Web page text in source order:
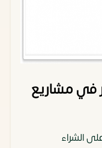
في مشاريع
الشراء